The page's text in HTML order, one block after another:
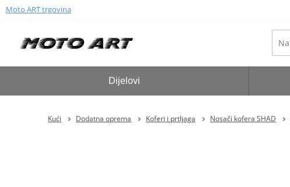
Moto ART trgovina
Dijelovi
Kući Dodatna oprema Koferi i prtljaga Nosači kofera SHAD